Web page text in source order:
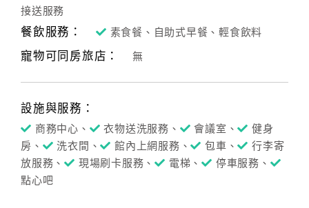
接送服務
餐飲服務： 素食餐、自助式早餐、輕食飲料
寵物可同房旅店： 無
設施與服務：
商務中心、 衣物送洗服務、 會議室、
健身
房、
洗衣間、 館內上網服務、 包車、
行李寄
放服務、
現場刷卡服務、 電梯、
停車服務、
點心吧